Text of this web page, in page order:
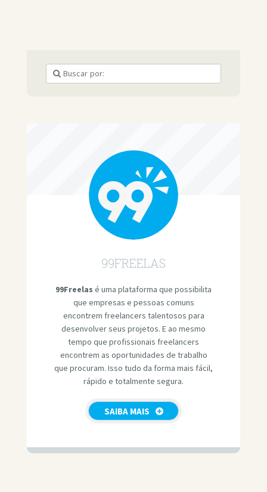
99FREELAS
99Freelas é uma plataforma que possibilita
que empresas e pessoas comuns
encontrem freelancers talentosos para
desenvolver seus projetos. E ao mesmo
tempo que profissionais freelancers
encontrem as oportunidades de trabalho
que procuram. Isso tudo da forma mais fácil,
rápido e totalmente segura.
SAIBA MAIS